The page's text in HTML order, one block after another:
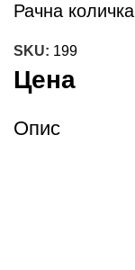
Рачна количка
SKU: 199
Цена
Опис